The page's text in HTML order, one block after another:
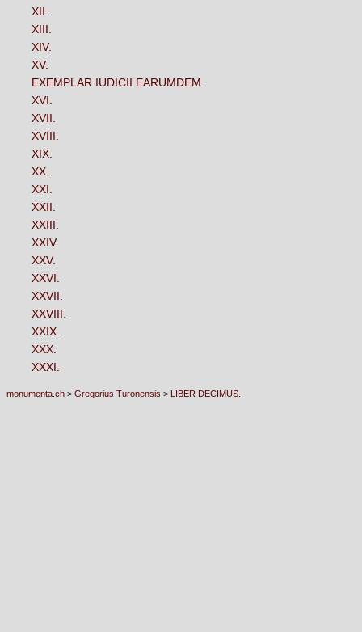
XII.
XIII.
XIV.
XV.
EXEMPLAR IUDICII EARUMDEM.
XVI.
XVII.
XVIII.
XIX.
XX.
XXI.
XXII.
XXIII.
XXIV.
XXV.
XXVI.
XXVII.
XXVIII.
XXIX.
XXX.
XXXI.
monumenta.ch > Gregorius Turonensis > LIBER DECIMUS.